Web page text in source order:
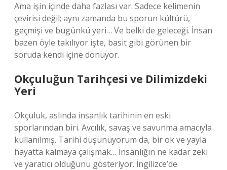
Ama işin içinde daha fazlası var. Sadece kelimenin
çevirisi değil; aynı zamanda bu sporun kültürü,
geçmişi ve bugünkü yeri… Ve belki de geleceği. İnsan
bazen öyle takılıyor işte, basit gibi görünen bir
soruda kendi içine dönüyor.
Okçuluğun Tarihçesi ve Dilimizdeki
Yeri
Okçuluk, aslında insanlık tarihinin en eski
sporlarından biri. Avcılık, savaş ve savunma amacıyla
kullanılmış. Tarihi düşünüyorum da, bir ok ve yayla
hayatta kalmaya çalışmak… İnsanlığın ne kadar zeki
ve yaratıcı olduğunu gösteriyor. İngilizce’de